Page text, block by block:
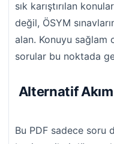
sık karıştırılan
değil, ÖSYM
alan. Konuyu sağlam
sorular bu noktada
Alternatif
Bu PDF sadece soru